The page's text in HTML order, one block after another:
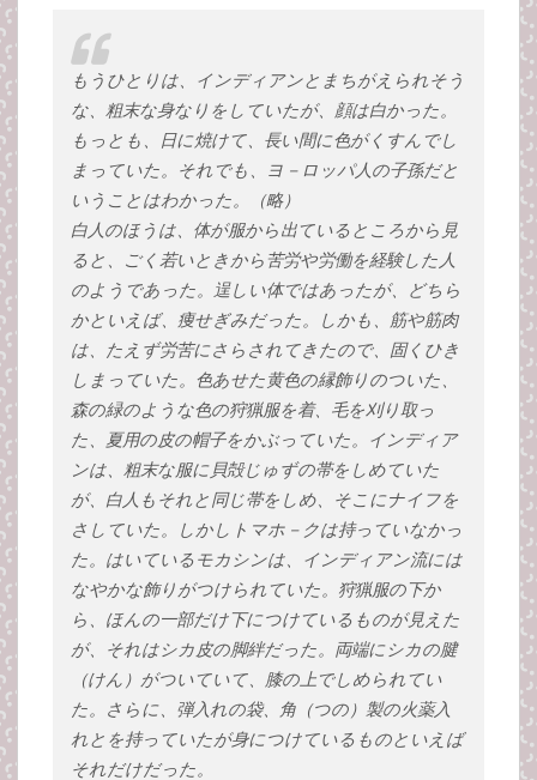
もうひとりは、インディアンとまちがえられそう
な、粗末な身なりをしていたが、顔は白かった。
もっとも、日に焼けて、長い間に色がくすんでし
まっていた。それでも、ヨ－ロッパ人の子孫だと
いうことはわかった。（略）
白人のほうは、体が服から出ているところから見
ると、ごく若いときから苦労や労働を経験した人
のようであった。逞しい体ではあったが、どちら
かといえば、痩せぎみだった。しかも、筋や筋肉
は、たえず労苦にさらされてきたので、固くひき
しまっていた。色あせた黄色の縁飾りのついた、
森の緑のような色の狩猟服を着、毛を刈り取っ
た、夏用の皮の帽子をかぶっていた。インディア
ンは、粗末な服に貝殻じゅずの帯をしめていた
が、白人もそれと同じ帯をしめ、そこにナイフを
さしていた。しかしトマホ－クは持っていなかっ
た。はいているモカシンは、インディアン流には
なやかな飾りがつけられていた。狩猟服の下か
ら、ほんの一部だけ下につけているものが見えた
が、それはシカ皮の脚絆だった。両端にシカの腱
（けん）がついていて、膝の上でしめられてい
た。さらに、弾入れの袋、角（つの）製の火薬入
れとを持っていたが身につけているものといえば
それだけだった。